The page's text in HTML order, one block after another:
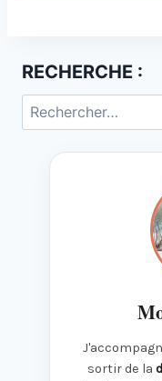
RECHERCHE :
Rechercher :
sortir de la